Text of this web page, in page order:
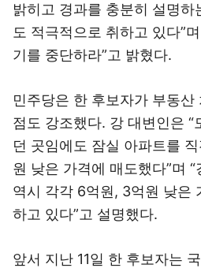
밝히고 경과를 충분히 설명하
도 적극적으로 취하고 있다”
기를 중단하라”고 밝혔다.
민주당은 한 후보자가 부동산
점도 강조했다. 강 대변인은
던 곳임에도 잠실 아파트를
원 낮은 가격에 매도했다”며
역시 각각 6억원, 3억원 낮은
하고 있다”고 설명했다.
앞서 지난 11일 한 후보자는